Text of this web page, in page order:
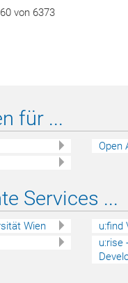
von 6373
für ...
Open
Services ...
Wien u:find
u:rise